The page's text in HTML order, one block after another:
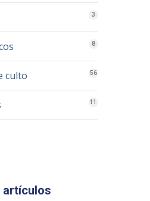
3
8
culto 56
11
artículos